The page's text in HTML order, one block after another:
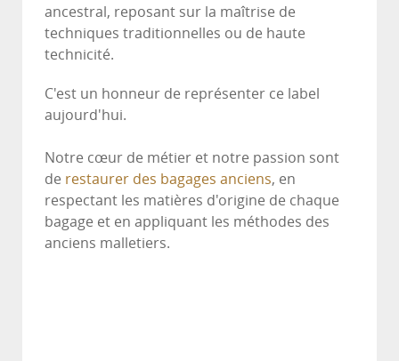
ancestral, reposant sur la maîtrise de
techniques traditionnelles ou de haute
technicité.
C'est un honneur de représenter ce label
aujourd'hui.
Notre cœur de métier et notre passion sont
de restaurer des bagages anciens, en
respectant les matières d'origine de chaque
bagage et en appliquant les méthodes des
anciens malletiers.